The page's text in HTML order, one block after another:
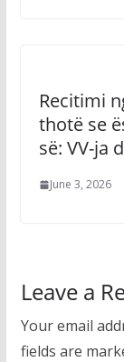
Recitimi
thotë se
së: VV-ja
June 3, 2026
Leave a
Your email
fields are